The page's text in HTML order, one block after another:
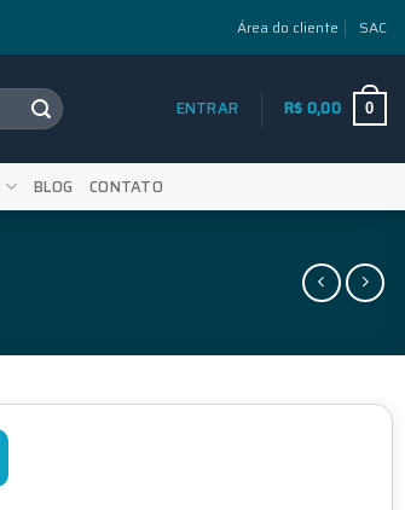
Área do cliente SAC
ENTRAR R$0,00 0
BLOG CONTATO